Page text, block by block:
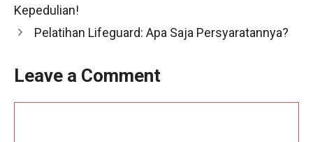
Kepedulian!
Pelatihan Lifeguard: Apa Saja Persyaratannya?
Leave a Comment